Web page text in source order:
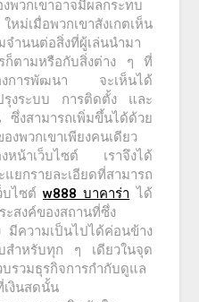
พวกเขาอาจมีผลกระทบ
ม่เมื่อพวกเขาสังเกตเห็น
จำนนต่อสิ่งที่ผู้เล่นนำมา
ก็ตามหรือกับสิ่งต่าง ๆ ที่
องการพัฒนา จะเห็นได้
รุงระบบ การติดตั้ง และ
งสามารถเพิ่มขึ้นได้ด้วย
งพวกเขาเพียงคนเดียว
งหน้าเว็บไซต์ เราจึงได้
ยกรายละเอียดที่สามารถ
บไซต์ w888 บาคาร่า ได้
ะสงค์ของสถานที่ซึ่ง
มีความเป็นไปได้ค่อนข้าง
สำหรับทุก ๆ เดียวในจุด
รวมธุรกิจการกำกับดูแล
งินสดนั้น